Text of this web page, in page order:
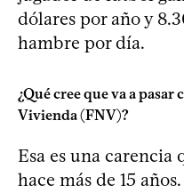
dólares por año y
hambre por día.
¿Qué cree que va a
Vivienda (FNV)?
Esa es una carencia
hace más de 15